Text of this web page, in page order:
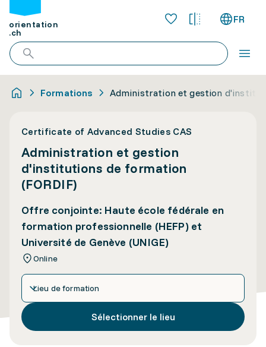
orientation
.ch
FR
Formations Administration et gestion
Certificate of Advanced Studies CAS
Administration et gestion
d'institutions de formation
(FORDIF)
Offre conjointe: Haute école fédérale en
formation professionnelle (HEFP) et
Université de Genève (UNIGE)
Online
Lieu de formation
Sélectionner le lieu